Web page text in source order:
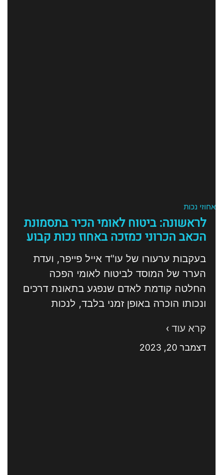
אחוזי נכות
לראשונה: ביטוח לאומי הכיר בתסמונת
הכאב הכרוני כמזכה באחוז נכות קבוע
בעקבות ערעורו של עו"ד אייל פייפר, ועדת
הערר של המוסד לביטוח לאומי הפכה
החלטה קודמת לאדם שנפגע בתאונת דרכים
ונכותו הוכרה באופן זמני בלבד, לנכות
קרא עוד ›
דצמבר 20, 2023